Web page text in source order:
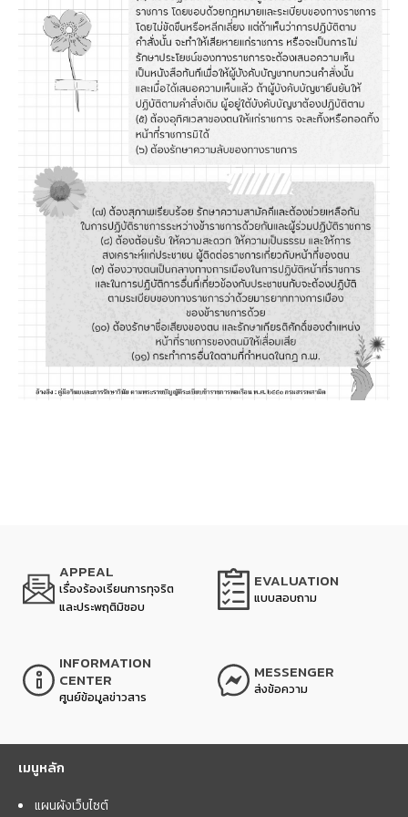
APPEAL
เรื่องร้องเรียนการทุจริต
และประพฤติมิชอบ
EVALUATION
แบบสอบถาม
INFORMATION
CENTER
ศูนย์ข้อมูลข่าวสาร
MESSENGER
ส่งข้อความ
เมนูหลัก
แผนผังเว็บไซต์